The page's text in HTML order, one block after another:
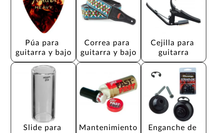
Púa para
guitarra y bajo
Correa para
guitarra y bajo
Cejilla para
guitarra
Slide para
Mantenimiento
Enganche de